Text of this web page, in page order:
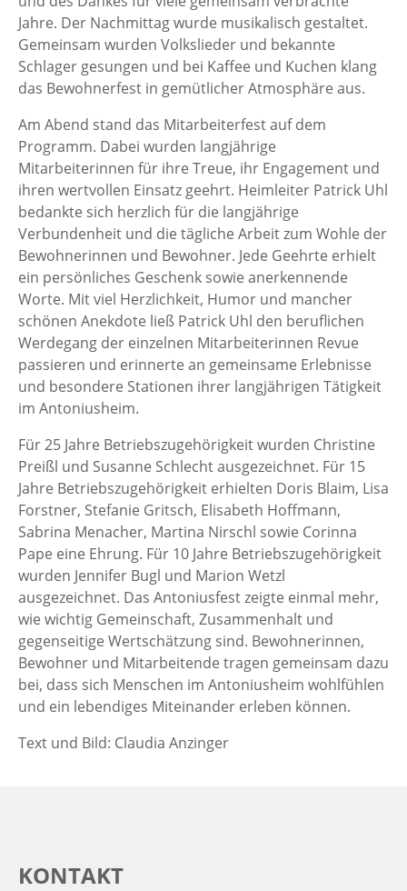
Jahre. Der Nachmittag wurde musikalisch gestaltet.
Gemeinsam wurden Volkslieder und bekannte
Schlager gesungen und bei Kaffee und Kuchen klang
das Bewohnerfest in gemütlicher Atmosphäre aus.
Am Abend stand das Mitarbeiterfest auf dem
Programm. Dabei wurden langjährige
Mitarbeiterinnen für ihre Treue, ihr Engagement und
ihren wertvollen Einsatz geehrt. Heimleiter Patrick Uhl
bedankte sich herzlich für die langjährige
Verbundenheit und die tägliche Arbeit zum Wohle der
Bewohnerinnen und Bewohner. Jede Geehrte erhielt
ein persönliches Geschenk sowie anerkennende
Worte. Mit viel Herzlichkeit, Humor und mancher
schönen Anekdote ließ Patrick Uhl den beruflichen
Werdegang der einzelnen Mitarbeiterinnen Revue
passieren und erinnerte an gemeinsame Erlebnisse
und besondere Stationen ihrer langjährigen Tätigkeit
im Antoniusheim.
Für 25 Jahre Betriebszugehörigkeit wurden Christine
Preißl und Susanne Schlecht ausgezeichnet. Für 15
Jahre Betriebszugehörigkeit erhielten Doris Blaim, Lisa
Forstner, Stefanie Gritsch, Elisabeth Hoffmann,
Sabrina Menacher, Martina Nirschl sowie Corinna
Pape eine Ehrung. Für 10 Jahre Betriebszugehörigkeit
wurden Jennifer Bugl und Marion Wetzl
ausgezeichnet. Das Antoniusfest zeigte einmal mehr,
wie wichtig Gemeinschaft, Zusammenhalt und
gegenseitige Wertschätzung sind. Bewohnerinnen,
Bewohner und Mitarbeitende tragen gemeinsam dazu
bei, dass sich Menschen im Antoniusheim wohlfühlen
und ein lebendiges Miteinander erleben können.
Text und Bild: Claudia Anzinger
KONTAKT